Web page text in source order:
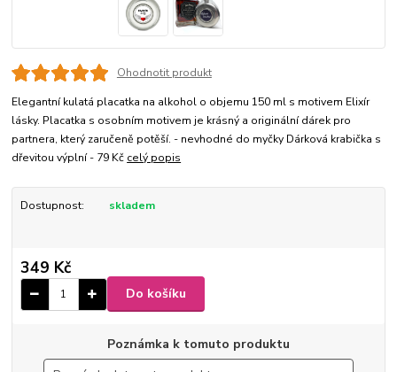
Ohodnotit produkt
Elegantní kulatá placatka na alkohol o objemu 150 ml s motivem Elixír
lásky. Placatka s osobním motivem je krásný a originální dárek pro
partnera, který zaručeně potěší. - nevhodné do myčky Dárková krabička s
dřevitou výplní - 79 Kč celý popis
Dostupnost: skladem
349 Kč
Do košíku
Poznámka k tomuto produktu